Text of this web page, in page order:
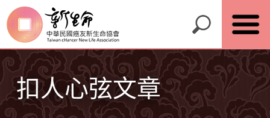
扣人心弦文章